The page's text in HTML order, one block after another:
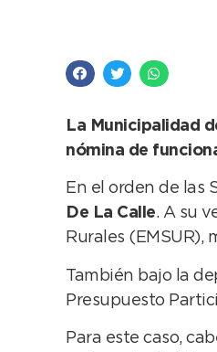
La Municipalidad
nómina de
En el orden de las
De La Calle. A su
Rurales (EMSUR),
También bajo la
Presupuesto
Para este caso,